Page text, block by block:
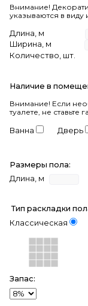
Внимание!
указываются в виду
Длина, м
Ширина, м
Количество, шт.
Наличие в
Внимание! Если
туалете, не ставьте
Ванна Дверь
Размеры пола:
Длина, м
Тип раскладки
Классическая
Запас: